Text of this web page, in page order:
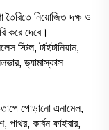
তৈরিতে নিয়োজিত দক্ষ ও
করে দেবে।
স্টিল, টাইটানিয়াম,
ড্যামাস্কাস
পোড়ানো এনামেল,
পাথর, কার্বন ফাইবার,